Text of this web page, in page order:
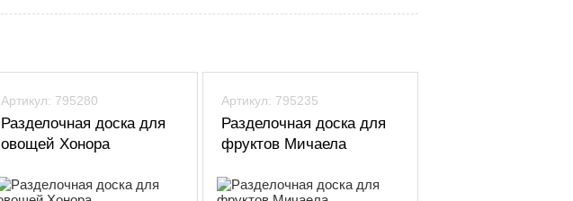
Артикул: 795280
Разделочная доска для
овощей Хонора
Артикул: 795235
Разделочная доска для
фруктов Мичаела